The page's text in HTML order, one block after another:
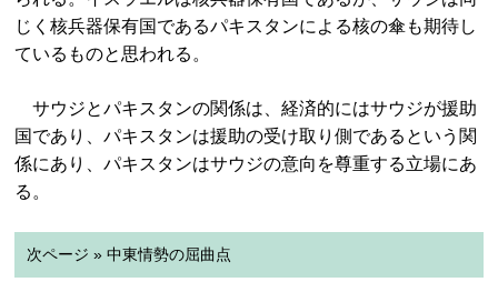
じく核兵器保有国であるパキスタンによる核の傘も期待し
ているものと思われる。
サウジとパキスタンの関係は、経済的にはサウジが援助
国であり、パキスタンは援助の受け取り側であるという関
係にあり、パキスタンはサウジの意向を尊重する立場にあ
る。
次ページ » 中東情勢の屈曲点